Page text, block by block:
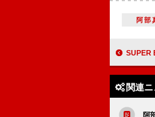
阿部
SUPER
関連
阿